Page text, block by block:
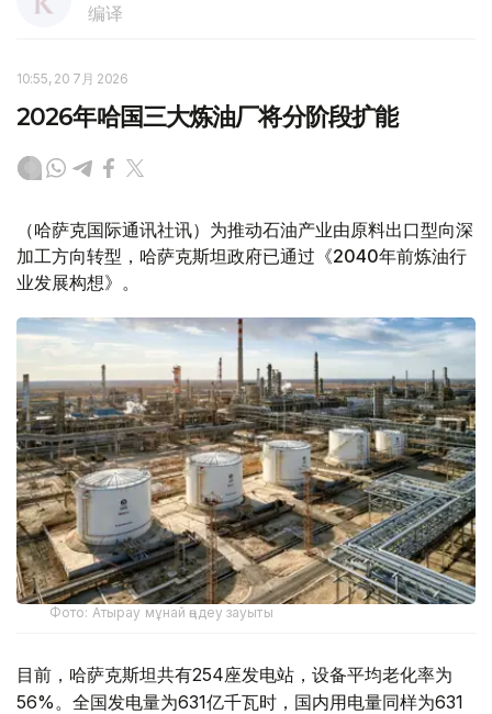
编译
10:55, 20 7月 2026
2026年哈国三大炼油厂将分阶段扩能
（哈萨克国际通讯社讯）为推动石油产业由原料出口型向深
加工方向转型，哈萨克斯坦政府已通过《2040年前炼油行
业发展构想》。
Фото: Атырау мұнай өңдеу зауыты
目前，哈萨克斯坦共有254座发电站，设备平均老化率为
56%。全国发电量为631亿千瓦时，国内用电量同样为631